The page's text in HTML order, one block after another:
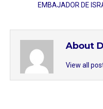
EMBAJADOR DE
About
View all